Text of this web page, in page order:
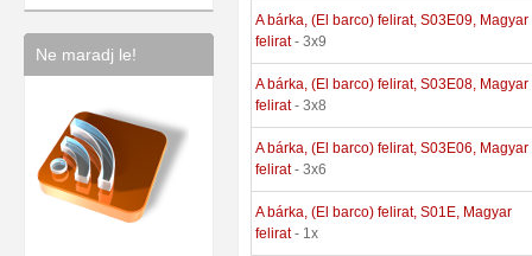
Ne maradj le!
A bárka, (El barco) felirat, S03E09, Magyar
felirat- 3x9
A bárka, (El barco) felirat, S03E08, Magyar
felirat- 3x8
A bárka, (El barco) felirat, S03E06, Magyar
felirat- 3x6
A bárka, (El barco) felirat, S01E, Magyar
felirat- 1x